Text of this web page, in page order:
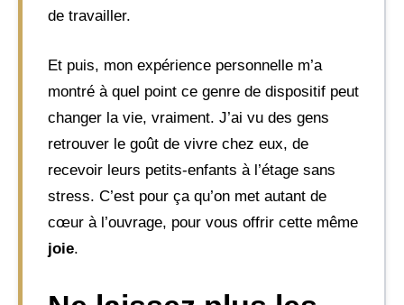
de travailler.
Et puis, mon expérience personnelle m’a
montré à quel point ce genre de dispositif peut
changer la vie, vraiment. J’ai vu des gens
retrouver le goût de vivre chez eux, de
recevoir leurs petits-enfants à l’étage sans
stress. C’est pour ça qu’on met autant de
cœur à l’ouvrage, pour vous offrir cette même
joie.